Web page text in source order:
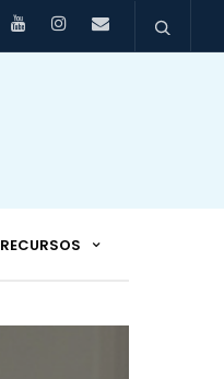
RECURSOS